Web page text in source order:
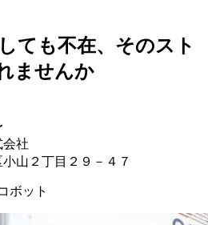
ても不在、そのスト
ませんか
会社
山２丁目２９－４７
ボット